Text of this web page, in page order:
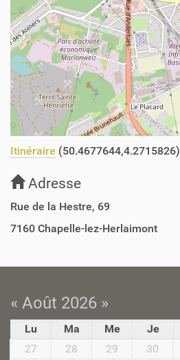
Itinéraire (50.4677644,4.2715826)
Adresse
Rue de la Hestre, 69
7160 Chapelle-lez-Herlaimont
« Août 2026 »
Lu Ma Me Je
27
28 29 30